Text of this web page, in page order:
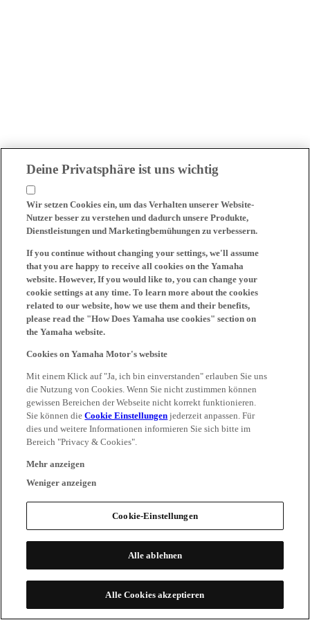
Deine Privatsphäre ist uns wichtig
Wir setzen Cookies ein, um das Verhalten unserer Website-
Nutzer besser zu verstehen und dadurch unsere Produkte,
Dienstleistungen und Marketingbemühungen zu verbessern.
If you continue without changing your settings, we'll assume
that you are happy to receive all cookies on the Yamaha
website. However, If you would like to, you can change your
cookie settings at any time. To learn more about the cookies
related to our website, how we use them and their benefits,
please read the "How Does Yamaha use cookies" section on
the Yamaha website.
Cookies on Yamaha Motor's website
Mit einem Klick auf "Ja, ich bin einverstanden" erlauben Sie uns
die Nutzung von Cookies. Wenn Sie nicht zustimmen können
gewissen Bereichen der Webseite nicht korrekt funktionieren.
Sie können dieCookie Einstellungen jederzeit anpassen. Für
dies und weitere Informationen informieren Sie sich bitte im
Bereich "Privacy & Cookies".
Mehr anzeigen
Weniger anzeigen
Cookie-Einstellungen
Alle ablehnen
Alle Cookies akzeptieren